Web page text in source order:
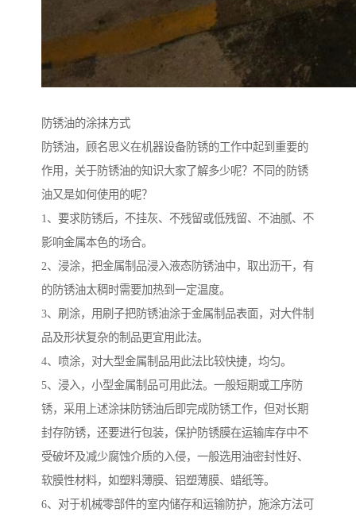
防锈油的涂抹方式
防锈油，顾名思义在机器设备防锈的工作中起到重要的
作用，关于防锈油的知识大家了解多少呢？不同的防锈
油又是如何使用的呢？
1、要求防锈后，不挂灰、不残留或低残留、不油腻、不
影响金属本色的场合。
2、浸涂，把金属制品浸入液态防锈油中，取出沥干，有
的防锈油太稠时需要加热到一定温度。
3、刷涂，用刷子把防锈油涂于金属制品表面，对大件制
品及形状复杂的制品更宜用此法。
4、喷涂，对大型金属制品用此法比较快捷，均匀。
5、浸入，小型金属制品可用此法。一般短期或工序防
锈，采用上述涂抹防锈油后即完成防锈工作，但对长期
封存防锈，还要进行包装，保护防锈膜在运输库存中不
受破坏及减少腐蚀介质的入侵，一般选用油密封性好、
软膜性材料，如塑料薄膜、铝塑薄膜、蜡纸等。
6、对于机械零部件的室内储存和运输防护，施涂方法可